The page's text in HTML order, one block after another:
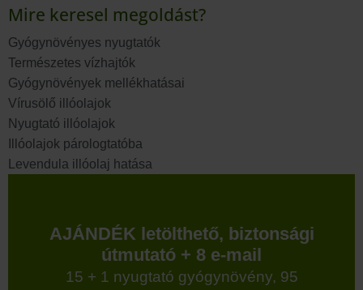
Mire keresel megoldást?
Gyógynövényes nyugtatók
Természetes vízhajtók
Gyógynövények mellékhatásai
Vírusölő illóolajok
Nyugtató illóolajok
Illóolajok párologtatóba
Levendula illóolaj hatása
AJÁNDÉK letölthető, biztonsági
útmutató + 8 e-mail
15 + 1 nyugtató gyógynövény, 95